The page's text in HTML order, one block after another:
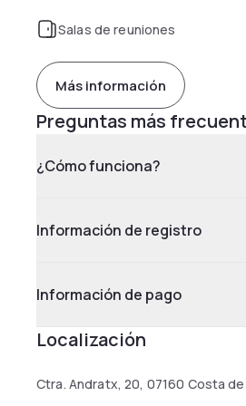
Salas de reuniones
Más información
Preguntas más
¿Cómo funciona?
Información de registro
Información de pago
Localización
Ctra. Andratx, 20, 07160 Costa de